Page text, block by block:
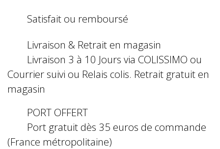
Satisfait ou remboursé
Livraison & Retrait en magasin
Livraison 3 à 10 Jours via COLISSIMO ou
Courrier suivi ou Relais colis. Retrait gratuit en
magasin
PORT OFFERT
Port gratuit dès 35 euros de commande
(France métropolitaine)